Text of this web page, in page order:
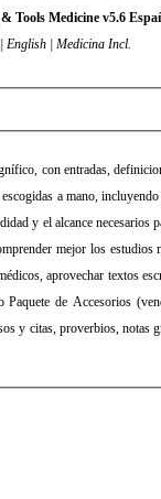
Tools Medicine v5.6
English | Medicina Incl.
con entradas,
a mano,
y el alcance necesarios
mejor los estudios
aprovechar textos
de Accesorios
y citas, proverbios, notas